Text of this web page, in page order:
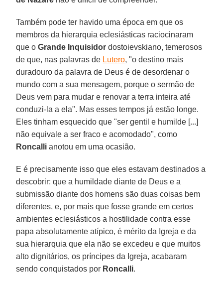
Também pode ter havido uma época em que os
membros da hierarquia eclesiásticas raciocinaram
que oGrande Inquisidor dostoievskiano, temerosos
de que, nas palavras de Lutero, "o destino mais
duradouro da palavra de Deus é de desordenar o
mundo com a sua mensagem, porque o sermão de
Deus vem para mudar e renovar a terra inteira até
conduzi-la a ela". Mas esses tempos já estão longe.
Eles tinham esquecido que "ser gentil e humilde [...]
não equivale a ser fraco e acomodado", como
Roncalli anotou em uma ocasião.
E é precisamente isso que eles estavam destinados a
descobrir: que a humildade diante de Deus e a
submissão diante dos homens são duas coisas bem
diferentes, e, por mais que fosse grande em certos
ambientes eclesiásticos a hostilidade contra esse
papa absolutamente atípico, é mérito da Igreja e da
sua hierarquia que ela não se excedeu e que muitos
alto dignitários, os príncipes da Igreja, acabaram
sendo conquistados por Roncalli.